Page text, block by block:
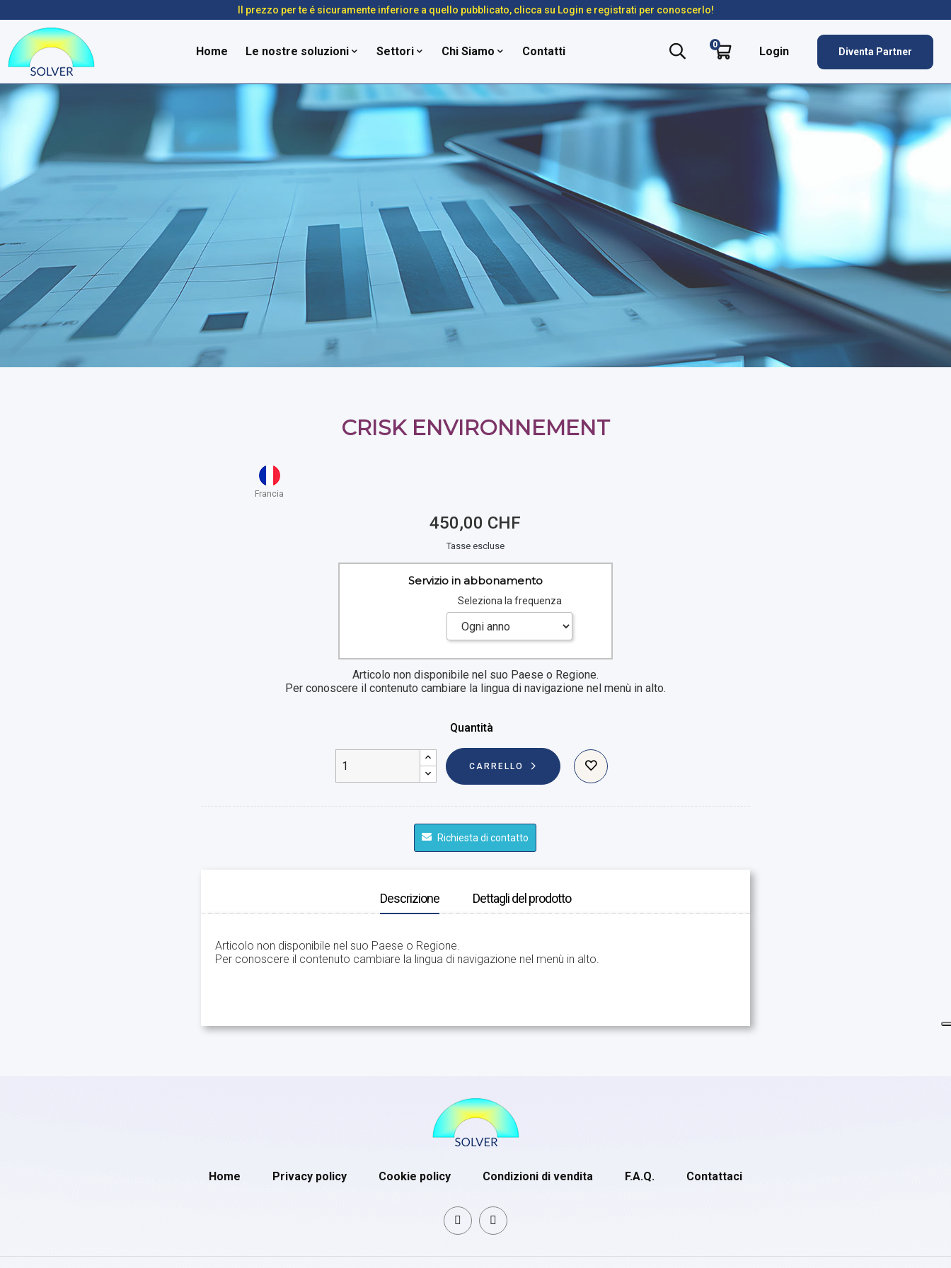
Il prezzo per te é sicuramente inferiore a quello pubblicato, clicca su Login e registrati per conoscerlo!
Home Le nostre soluzioni Settori Chi Siamo Contatti 0 Login Diventa Partner
CRISK ENVIRONNEMENT
Francia
450,00 CHF
Tasse escluse
Servizio in abbonamento
Seleziona la frequenza
Articolo non disponibile nel suo Paese o Regione.
Per conoscere il contenuto cambiare la lingua di navigazione nel menù in alto.
Quantità
CARRELLO
Richiesta di contatto
Descrizione Dettagli del prodotto
Articolo non disponibile nel suo Paese o Regione.
Per conoscere il contenuto cambiare la lingua di navigazione nel menù in alto.
Home Privacy policy Cookie policy Condizioni di vendita F.A.Q. Contattaci